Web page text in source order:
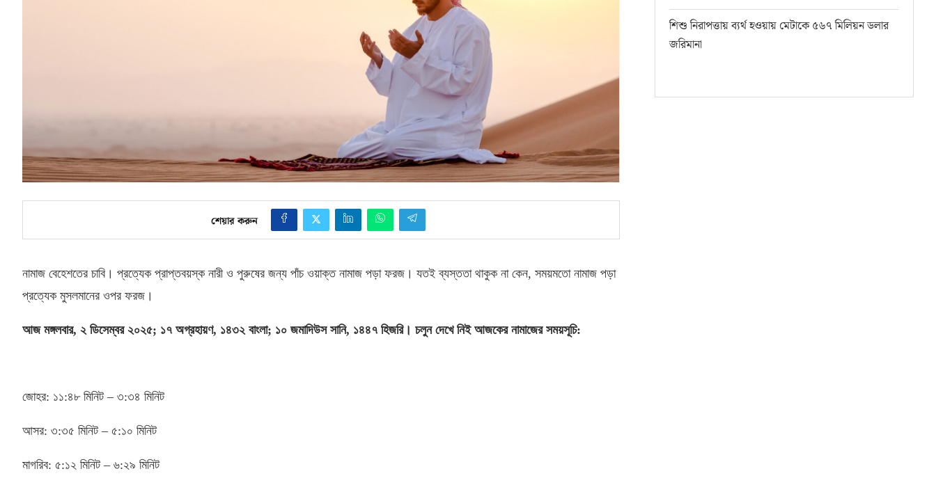
শেয়ার করুন
নামাজ বেহেশতের চাবি। প্রত্যেক প্রাপ্তবয়স্ক নারী ও পুরুষের জন্য পাঁচ ওয়াক্ত নামাজ পড়া ফরজ। যতই ব্যস্ততা থাকুক না কেন, সময়মতো নামাজ পড়া
প্রত্যেক মুসলমানের ওপর ফরজ।
আজ মঙ্গলবার, ২ ডিসেম্বর ২০২৫; ১৭ অগ্রহায়ণ, ১৪৩২ বাংলা; ১০ জমাদিউস সানি, ১৪৪৭ হিজরি। চলুন দেখে নিই আজকের নামাজের সময়সূচি:
জোহর: ১১:৪৮ মিনিট – ৩:৩৪ মিনিট
আসর: ৩:৩৫ মিনিট – ৫:১০ মিনিট
মাগরিব: ৫:১২ মিনিট – ৬:২৯ মিনিট
শিশু নিরাপত্তায় ব্যর্থ হওয়ায় মেটাকে ৫৬৭ মিলিয়ন ডলার
জরিমানা